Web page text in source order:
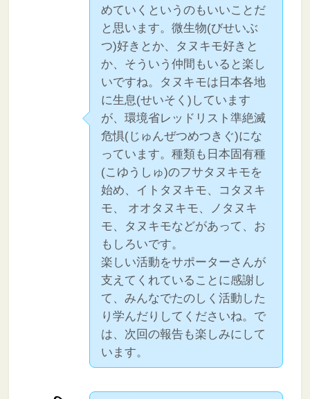
めていくというのもいいことだ
と思います。微生物(びせいぶ
つ)好きとか、タヌキモ好きと
か、そういう仲間もいると楽し
いですね。タヌキモは日本各地
に生息(せいそく)しています
が、環境省レッドリスト準絶滅
危惧(じゅんぜつめつきぐ)にな
っています。種類も日本固有種
(こゆうしゅ)のフサタヌキモを
始め、イトタヌキモ、コタヌキ
モ、 オオタヌキモ、ノタヌキ
モ、タヌキモなどがあって、お
もしろいです。
楽しい活動をサポーターさんが
支えてくれていることに感謝し
て、みんなでたのしく活動した
り学んだりしてくださいね。で
は、次回の報告も楽しみにして
います。